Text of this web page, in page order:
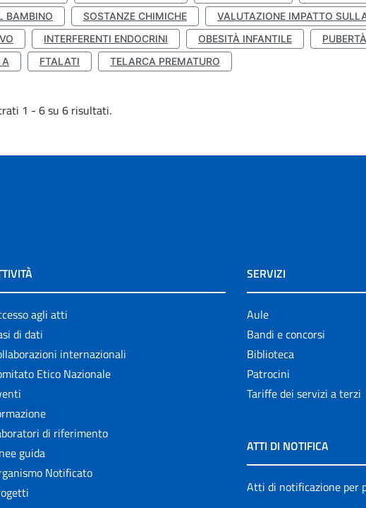
BAMBINO
SOSTANZE CHIMICHE VALUTAZIONE IMPATTO
INTERFERENTI ENDOCRINI OBESITÀ INFANTILE
A
FTALATI TELARCA PREMATURO
1 - 6 su 6 risultati.
agli atti
di dati
internazionali
Etico Nazionale
di riferimento
guida
Notificato
SERVIZI
Aule
Bandi e concorsi
Biblioteca
Patrocini
Tariffe dei servizi a terzi
ATTI DI NOTIFICA
Atti di notificazione per